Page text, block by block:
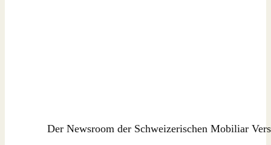
Der Newsroom der Schweizerischen Mobiliar